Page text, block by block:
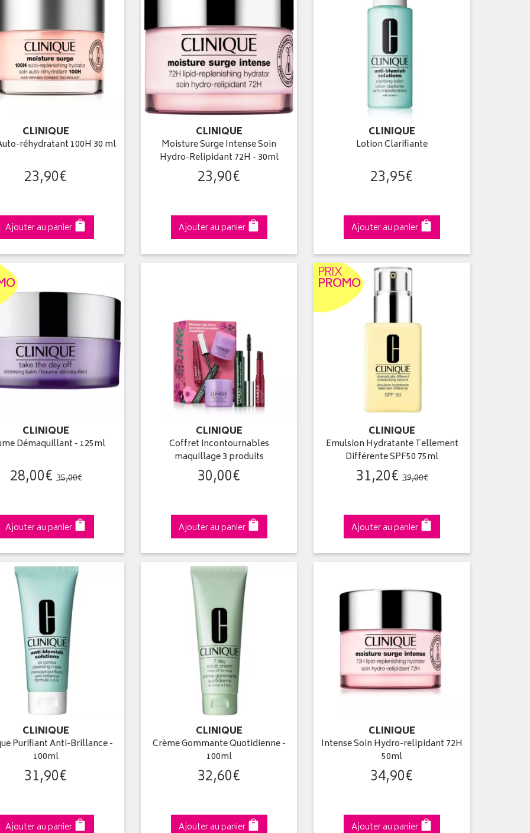
CLINIQUE
réhydratant 100H 30 ml
23,90€
Ajouter au panier
CLINIQUE
Moisture Surge Intense Soin
Hydro-Relipidant 72H - 30ml
23,90€
Ajouter au panier
CLINIQUE
Lotion Clarifiante
23,95€
Ajouter au panier
CLINIQUE
Démaquillant - 125ml
28,00€ 35,00€
Ajouter au panier
CLINIQUE
Coffret incontournables
maquillage 3 produits
30,00€
Ajouter au panier
PRIX
PROMO
CLINIQUE
Emulsion Hydratante Tellement
Différente SPF50 75ml
31,20€ 39,00€
Ajouter au panier
CLINIQUE
Purifiant Anti-Brillance -
100ml
31,90€
Ajouter au panier
CLINIQUE
Crème Gommante Quotidienne -
100ml
32,60€
Ajouter au panier
CLINIQUE
Intense Soin Hydro-relipidant 72H
50ml
34,90€
Ajouter au panier